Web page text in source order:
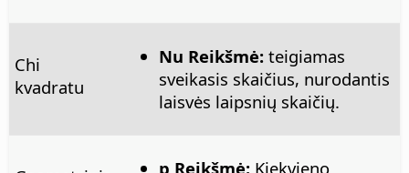
Chi
kvadratu
Nu Reikšmė: teigiamas
sveikasis skaičius, nurodantis
laisvės laipsnių skaičių.
p Reikšmė:Kiekvieno